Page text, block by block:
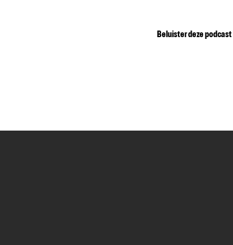
Beluister deze podcast